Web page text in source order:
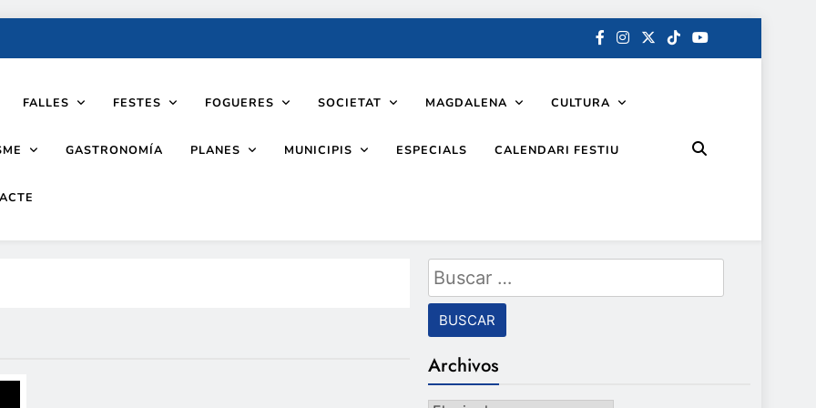
FALLES FESTES FOGUERES SOCIETAT MAGDALENA CULTURA
GASTRONOMÍA PLANES MUNICIPIS ESPECIALS CALENDARI FESTIU
Buscar:
Archivos